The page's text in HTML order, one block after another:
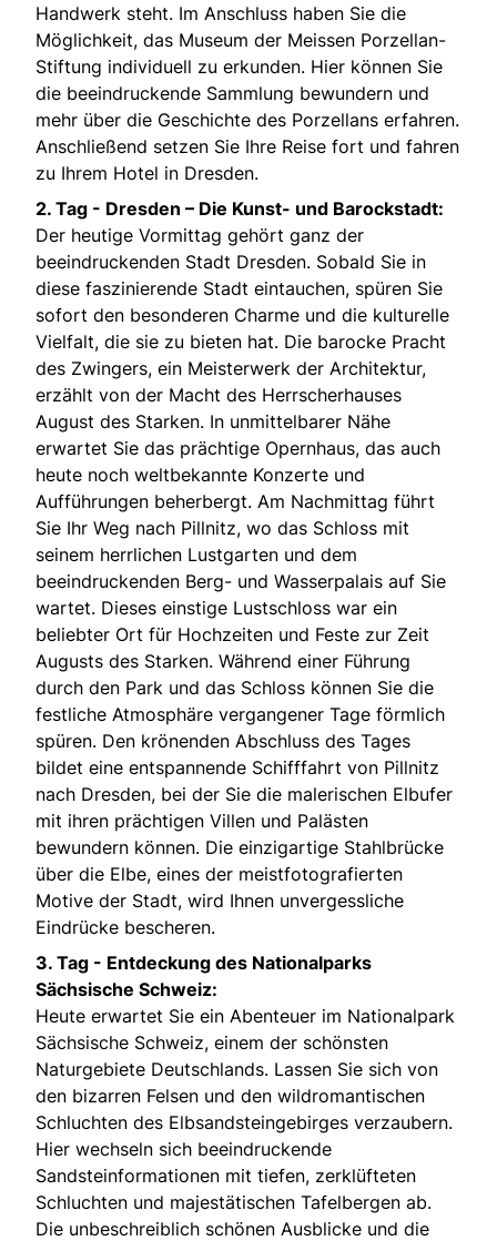
Handwerk steht. Im Anschluss haben Sie die
Möglichkeit, das Museum der Meissen Porzellan-
Stiftung individuell zu erkunden. Hier können Sie
die beeindruckende Sammlung bewundern und
mehr über die Geschichte des Porzellans erfahren.
Anschließend setzen Sie Ihre Reise fort und fahren
zu Ihrem Hotel in Dresden.
2. Tag - Dresden – Die Kunst- und Barockstadt:
Der heutige Vormittag gehört ganz der
beeindruckenden Stadt Dresden. Sobald Sie in
diese faszinierende Stadt eintauchen, spüren Sie
sofort den besonderen Charme und die kulturelle
Vielfalt, die sie zu bieten hat. Die barocke Pracht
des Zwingers, ein Meisterwerk der Architektur,
erzählt von der Macht des Herrscherhauses
August des Starken. In unmittelbarer Nähe
erwartet Sie das prächtige Opernhaus, das auch
heute noch weltbekannte Konzerte und
Aufführungen beherbergt. Am Nachmittag führt
Sie Ihr Weg nach Pillnitz, wo das Schloss mit
seinem herrlichen Lustgarten und dem
beeindruckenden Berg- und Wasserpalais auf Sie
wartet. Dieses einstige Lustschloss war ein
beliebter Ort für Hochzeiten und Feste zur Zeit
Augusts des Starken. Während einer Führung
durch den Park und das Schloss können Sie die
festliche Atmosphäre vergangener Tage förmlich
spüren. Den krönenden Abschluss des Tages
bildet eine entspannende Schifffahrt von Pillnitz
nach Dresden, bei der Sie die malerischen Elbufer
mit ihren prächtigen Villen und Palästen
bewundern können. Die einzigartige Stahlbrücke
über die Elbe, eines der meistfotografierten
Motive der Stadt, wird Ihnen unvergessliche
Eindrücke bescheren.
3. Tag - Entdeckung des Nationalparks
Sächsische Schweiz:
Heute erwartet Sie ein Abenteuer im Nationalpark
Sächsische Schweiz, einem der schönsten
Naturgebiete Deutschlands. Lassen Sie sich von
den bizarren Felsen und den wildromantischen
Schluchten des Elbsandsteingebirges verzaubern.
Hier wechseln sich beeindruckende
Sandsteinformationen mit tiefen, zerklüfteten
Schluchten und majestätischen Tafelbergen ab.
Die unbeschreiblich schönen Ausblicke und die